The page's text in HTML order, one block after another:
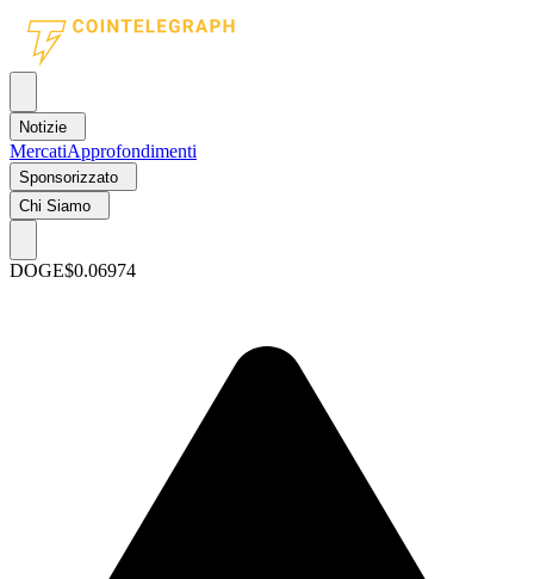
Notizie
MercatiApprofondimenti
Sponsorizzato
Chi Siamo
DOGE$0.06974